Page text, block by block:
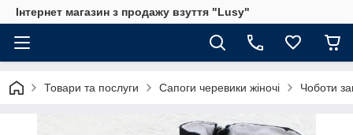
Інтернет магазин з продажу взуття "Lusy"
Товари та послуги Сапоги черевики жіночі Чоботи